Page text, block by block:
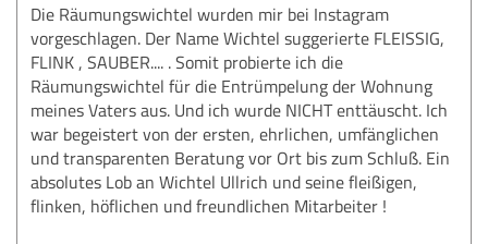
Die Räumungswichtel wurden mir bei Instagram
vorgeschlagen. Der Name Wichtel suggerierte FLEISSIG,
FLINK , SAUBER.... . Somit probierte ich die
Räumungswichtel für die Entrümpelung der Wohnung
meines Vaters aus. Und ich wurde NICHT enttäuscht. Ich
war begeistert von der ersten, ehrlichen, umfänglichen
und transparenten Beratung vor Ort bis zum Schluß. Ein
absolutes Lob an Wichtel Ullrich und seine fleißigen,
flinken, höflichen und freundlichen Mitarbeiter !